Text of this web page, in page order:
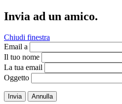
Invia ad un amico.
Chiudi finestra
Email a
Il tuo nome
La tua email
Oggetto
Invia Annulla